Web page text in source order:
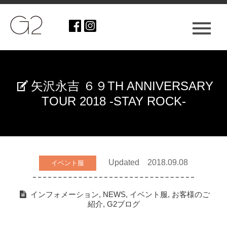
矢沢永吉 ６９TH ANNIVERSARY
TOUR 2018 -STAY ROCK-
イベント服 Updated 2018.09.08
インフォメーション, NEWS, イベント服, お客様のご
紹介, G2ブログ